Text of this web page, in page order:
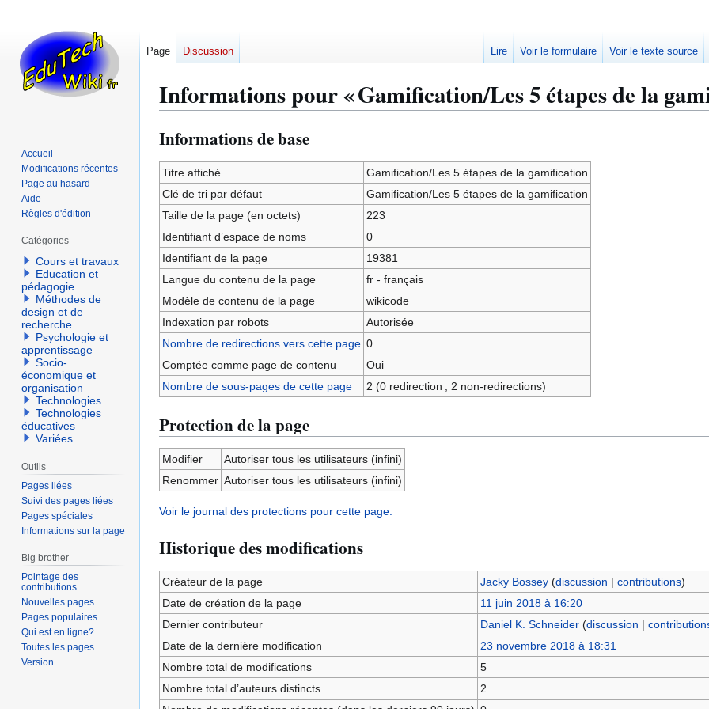
Informations pour « Gamification/Les 5 étapes de la
Aller
à
la
navigation
Aller
à
la
recherche
Informations de base
Titre affiché
Gamification/Les 5 étapes de la gamification
Clé de tri par défaut
Gamification/Les 5 étapes de la gamification
Taille de la page (en octets)
223
Identifiant dʼespace de noms
0
Identifiant de la page
19381
Langue du contenu de la page
fr - français
Modèle de contenu de la page
wikicode
Indexation par robots
Autorisée
Nombre de redirections vers cette page 0
Comptée comme page de contenu
Oui
Nombre de sous-pages de cette page
2 (0 redirection ; 2 non-redirections)
Protection de la page
Modifier
Autoriser tous les utilisateurs (infini)
Renommer Autoriser tous les utilisateurs (infini)
Voir le journal des protections pour cette page.
Historique des modifications
Créateur de la page Jacky Bossey (discussion | contributions)
Date de création de la page
11 juin 2018 à 16:20
Dernier contributeur
Daniel K. Schneider (discussion |
Date de la dernière modification
23 novembre 2018 à 18:31
Nombre total de modifications
5
Nombre total d’auteurs distincts
2
Page Discussion Lire Voir le formulaire Voir le texte source
Accueil
Modifications récentes
Page au hasard
Aide
Règles d'édition
Catégories
Cours et travaux
Education et
pédagogie
Méthodes de
design et de
recherche
Psychologie et
apprentissage
Socio-
économique et
organisation
Technologies
Technologies
éducatives
Variées
Outils
Pages liées
Suivi des pages liées
Pages spéciales
Informations sur la page
Big brother
Pointage des
contributions
Nouvelles pages
Pages populaires
Qui est en ligne?
Toutes les pages
Version